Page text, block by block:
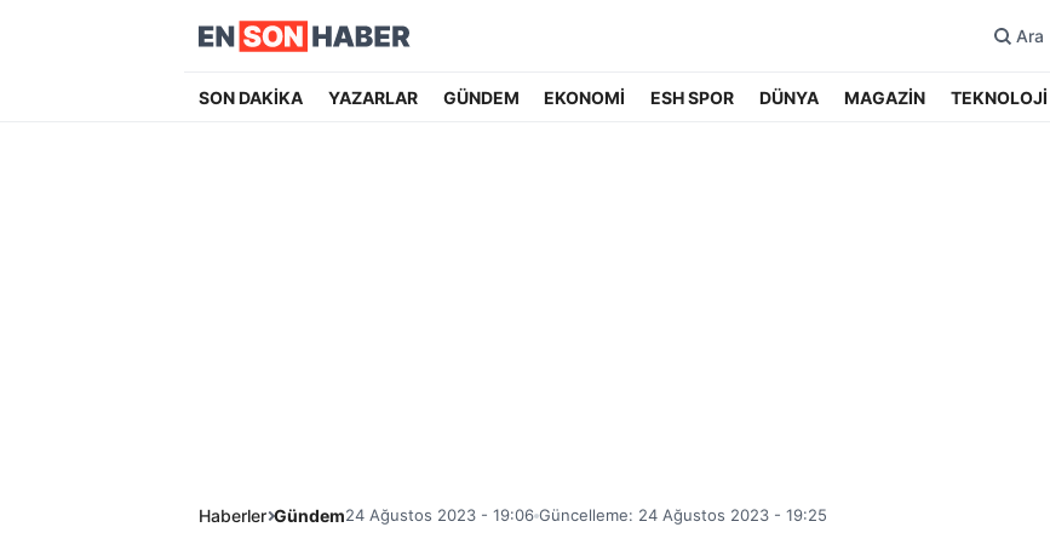
Ara
SON DAKİKA YAZARLAR GÜNDEM EKONOMİ ESH SPOR DÜNYA MAGAZİN TEKNOLOJİ
Haberler Gündem24 Ağustos 2023 - 19:06 Güncelleme: 24 Ağustos 2023 - 19:25